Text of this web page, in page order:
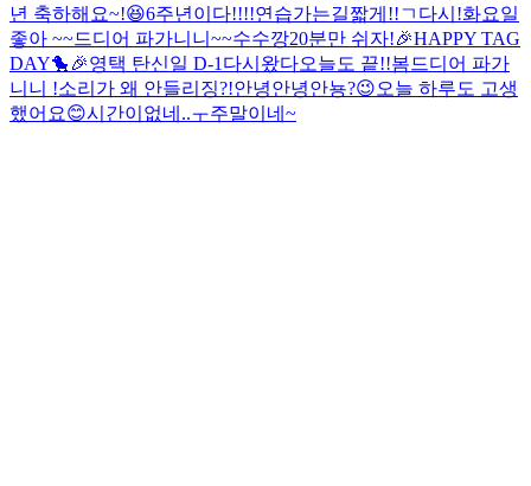
년 축하해요~!😆6주년이다!!!!연습가는길짧게!!ㄱ 다시!화요일
좋아 ~~드디어 파가니니~~수수깡20분만 쉬자!🎉HAPPY TAG
DAY🐤🎉영택 탄신일 D-1 다시왔다오늘도 끝!!봄드디어 파가
니니 !소리가 왜 안들리징?!안녕안녕안뇽?😉오늘 하루도 고생
했어요😊시간이없네..ㅜ주말이네~